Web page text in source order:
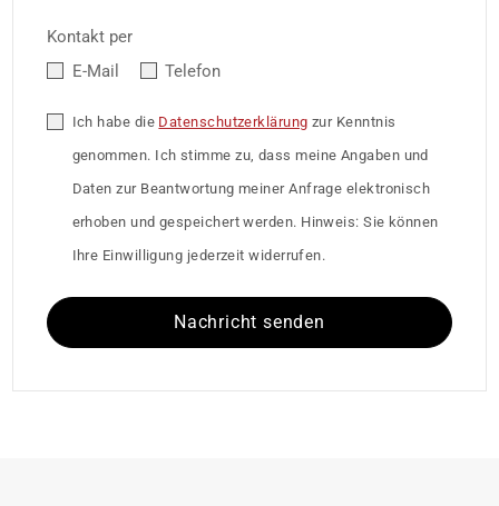
Kontakt per
E-Mail
Telefon
Ich habe die Datenschutzerklärung zur Kenntnis
genommen. Ich stimme zu, dass meine Angaben und
Daten zur Beantwortung meiner Anfrage elektronisch
erhoben und gespeichert werden. Hinweis: Sie können
Ihre Einwilligung jederzeit widerrufen.
Nachricht senden